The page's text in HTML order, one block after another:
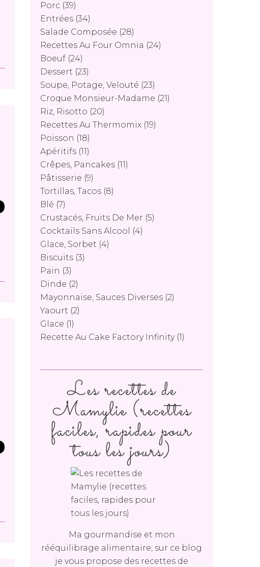
Porc (39)
Entrées (34)
Salade Composée (28)
Recettes Au Four Omnia (24)
Boeuf (24)
Dessert (23)
Soupe, Potage, Velouté (23)
Croque Monsieur-Madame (21)
Riz, Risotto (20)
Recettes Au Thermomix (19)
Poisson (18)
Apéritifs (11)
Crêpes, Pancakes (11)
Pâtisserie (9)
Tortillas, Tacos (8)
Blé (7)
Crustacés, Fruits De Mer (5)
Cocktails Sans Alcool
(4)
Glace, Sorbet (4)
Biscuits (3)
Pain (3)
Dinde (2)
Mayonnaise, Sauces Diverses (2)
Yaourt (2)
Glace (1)
Recette Au Cake Factory Infinity(1)
Les recettes de
Mamylie (recettes
faciles, rapides pour
tous les jours)
Ma gourmandise et mon
rééquilibrage alimentaire, sur ce blog
je vous propose des recettes de